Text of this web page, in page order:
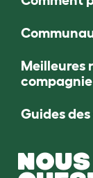
Meilleures
compagnie
Guides